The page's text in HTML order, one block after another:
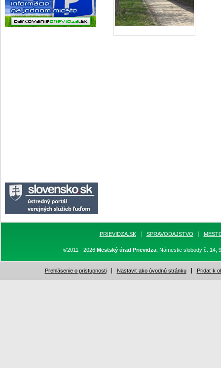
PRIEVIDZA.SK SPRAVODAJSTVO
©2011 - 2026 Mestský úrad Prievidza, Námestie slobody č. 14,
Prehlásenie o pristupnosti Nastaviť ako úvodnú stránku Pridať k